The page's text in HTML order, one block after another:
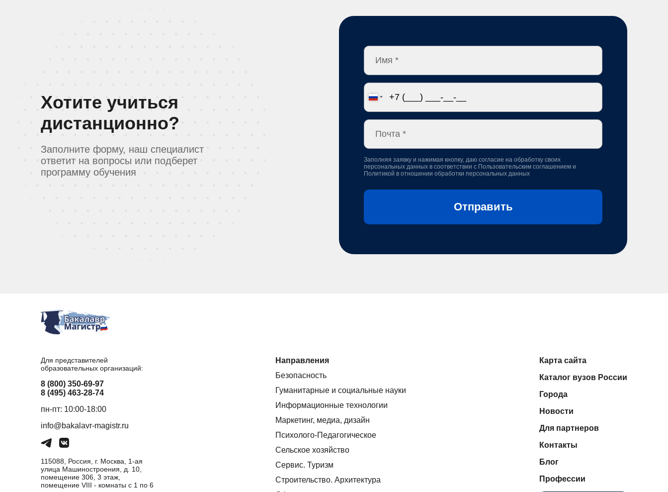
Хотите учиться
дистанционно?
Заполните форму, наш специалист
ответит на вопросы или подберет
программу обучения
Заполняя заявку и нажимая кнопку, даю согласие на обработку своих
персональных данных в соответствии с Пользовательским соглашением и
Политикой в отношении обработки персональных данных
Отправить
Для представителей
образовательных организаций:
8 (800) 350-69-97
8 (495) 463-28-74
пн-пт: 10:00-18:00
info@bakalavr-magistr.ru
115088, Россия, г. Москва, 1-ая
улица Машиностроения, д. 10,
помещение 306, 3 этаж,
помещение VIII - комнаты с 1 по 6
Направления
Безопасность
Гуманитарные и социальные науки
Информационные технологии
Маркетинг, медиа, дизайн
Психолого-Педагогическое
Сельское хозяйство
Сервис. Туризм
Строительство. Архитектура
Карта сайта
Каталог вузов России
Города
Новости
Для партнеров
Контакты
Блог
Профессии